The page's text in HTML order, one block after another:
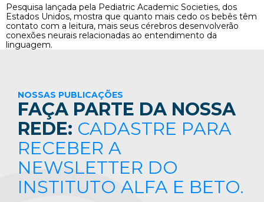
Pesquisa lançada pela Pediatric Academic Societies, dos
Estados Unidos, mostra que quanto mais cedo os bebês têm
contato com a leitura, mais seus cérebros desenvolverão
conexões neurais relacionadas ao entendimento da
linguagem.
NOSSAS PUBLICAÇÕES
FAÇA PARTE DA NOSSA
REDE: CADASTRE PARA
RECEBER A
NEWSLETTER DO
INSTITUTO ALFA E BETO.